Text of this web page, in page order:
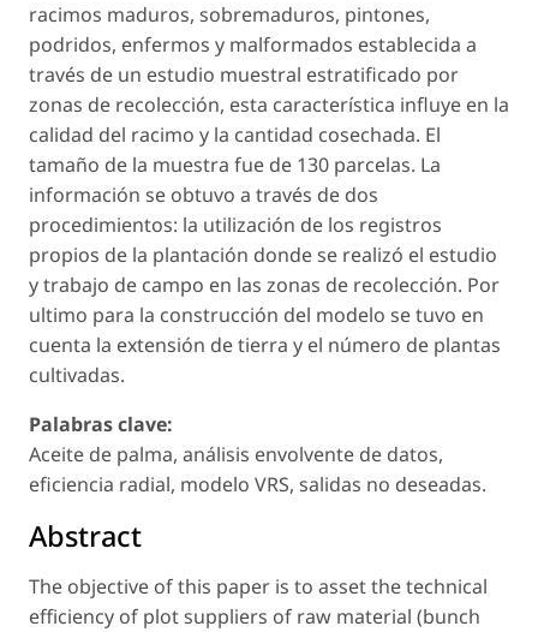
racimos maduros, sobremaduros, pintones,
podridos, enfermos y malformados establecida a
través de un estudio muestral estratificado por
zonas de recolección, esta característica influye en la
calidad del racimo y la cantidad cosechada. El
tamaño de la muestra fue de 130 parcelas. La
información se obtuvo a través de dos
procedimientos: la utilización de los registros
propios de la plantación donde se realizó el estudio
y trabajo de campo en las zonas de recolección. Por
ultimo para la construcción del modelo se tuvo en
cuenta la extensión de tierra y el número de plantas
cultivadas.
Palabras clave:
Aceite de palma, análisis envolvente de datos,
eficiencia radial, modelo VRS, salidas no deseadas.
Abstract
The objective of this paper is to asset the technical
efficiency of plot suppliers of raw material (bunch